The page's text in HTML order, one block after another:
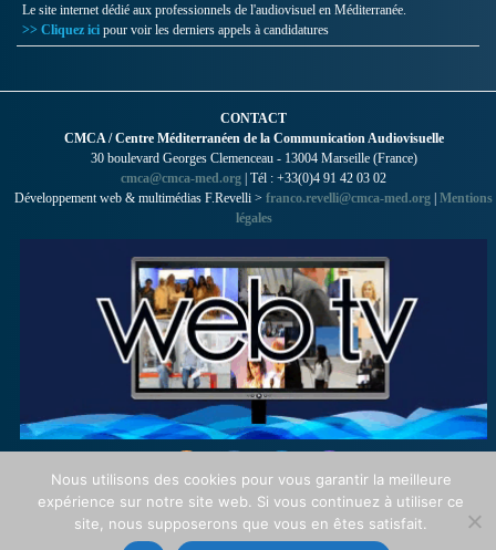
Le site internet dédié aux professionnels de l'audiovisuel en Méditerranée.
>> Cliquez ici pour voir les derniers appels à candidatures
CONTACT
CMCA / Centre Méditerranéen de la Communication Audiovisuelle
30 boulevard Georges Clemenceau - 13004 Marseille (France)
cmca@cmca-med.org | Tél : +33(0)4 91 42 03 02
Développement web & multimédias F.Revelli > franco.revelli@cmca-med.org Mentions
légales
Nous utilisons des cookies pour vous garantir la meilleure
expérience sur notre site web. Si vous continuez à utiliser ce
site, nous supposerons que vous en êtes satisfait.